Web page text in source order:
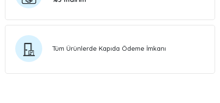
Tüm Ürünlerde Kapıda Ödeme İmkanı